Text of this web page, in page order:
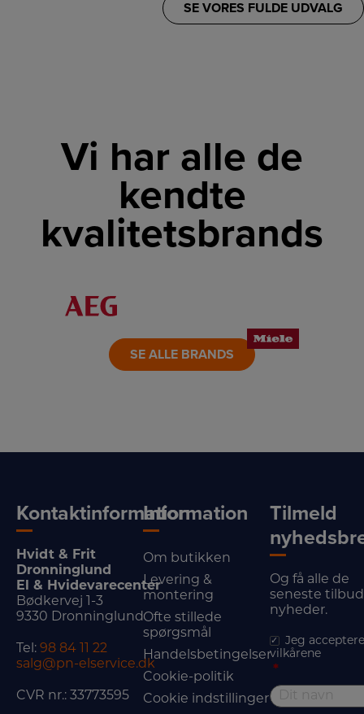
SE VORES FULDE UDVALG
Vi har alle de
kendte
kvalitetsbrands
LINK
SE ALLE BRANDS
Kontaktinformation
Hvidt & Frit
Dronninglund
El & Hvidevarecenter
Bødkervej 1-3
9330 Dronninglund
Tel: 98 84 11 22
salg@pn-elservice.dk
CVR nr.: 33773595
Information
Om butikken
Levering &
montering
Ofte stillede
spørgsmål
Handelsbetingelser
Cookie-politik
Cookie indstillinger
Tilmeld
Og få alle de
seneste
nyheder.
Jeg
vilkårene
*